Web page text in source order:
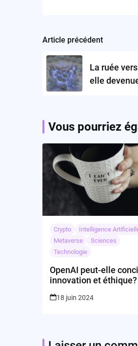
Post
navigation
Article précédent
La ruée
elle
Vous pourriez
Crypto
Intelligence
Metaverse
Sciences
Technologie
OpenAI peut-elle
innovation et éthique?
18 juin 2024